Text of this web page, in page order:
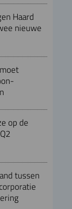
Haard
nieuwe
op de
tussen